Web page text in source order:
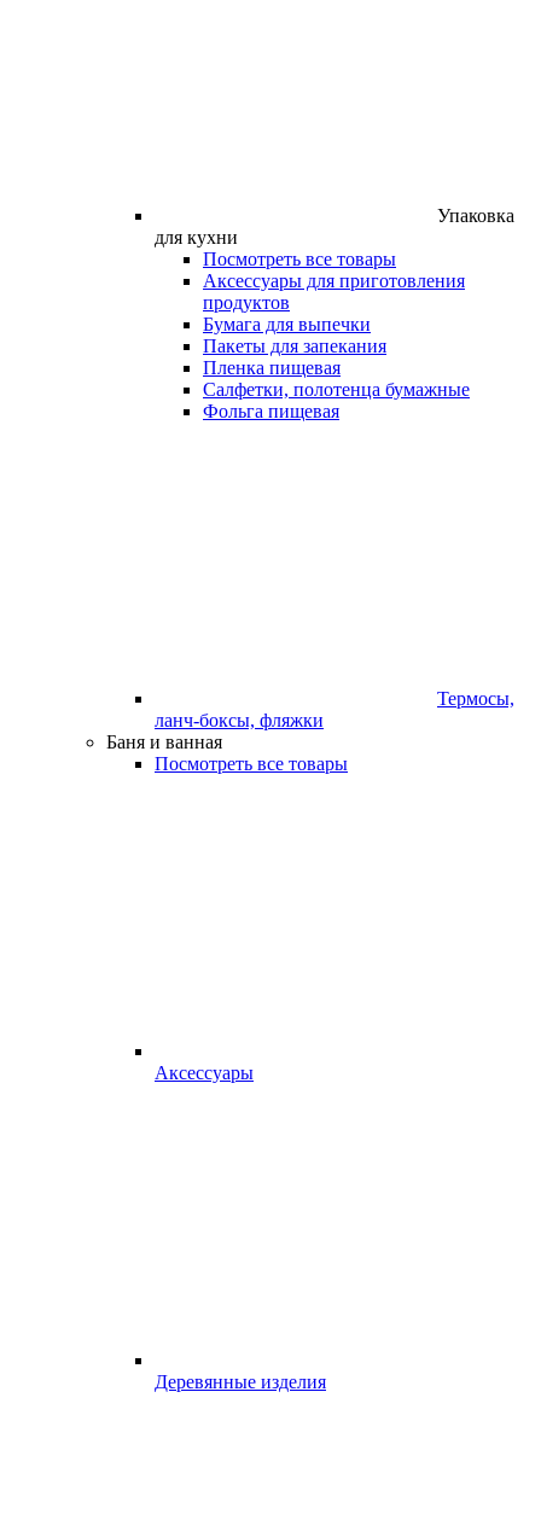
Упаковка
для кухни
Посмотреть все товары
Аксессуары для приготовления
продуктов
Бумага для выпечки
Пакеты для запекания
Пленка пищевая
Салфетки, полотенца бумажные
Фольга пищевая
Термосы,
ланч-боксы, фляжки
Баня и ванная
Посмотреть все товары
Аксессуары
Деревянные изделия